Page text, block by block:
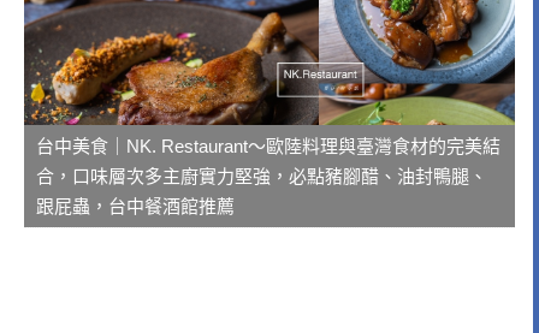
台中美食｜NK. Restaurant～歐陸料理與臺灣食材的完美結
合，口味層次多主廚實力堅強，必點豬腳醋、油封鴨腿、
跟屁蟲，台中餐酒館推薦